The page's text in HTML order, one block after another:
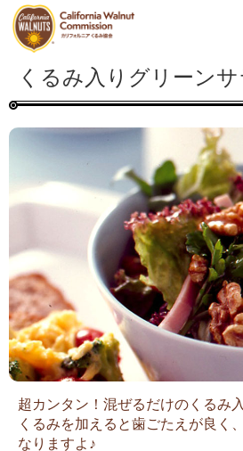
くるみ入りグリーン
超カンタン！混ぜるだけのくるみ
くるみを加えると歯ごたえが良く
なりますよ♪